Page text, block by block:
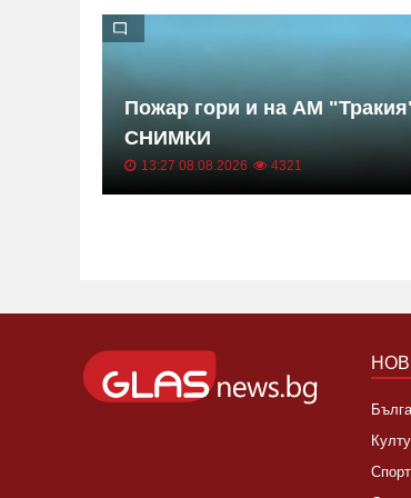
Пожар гори и на АМ
СНИМКИ
13:27 08.08.2026 4321
Спорт